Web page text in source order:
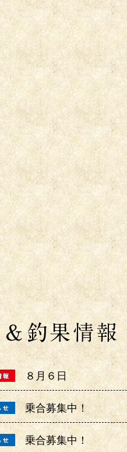
８月６日
乗合募集中！
乗合募集中！